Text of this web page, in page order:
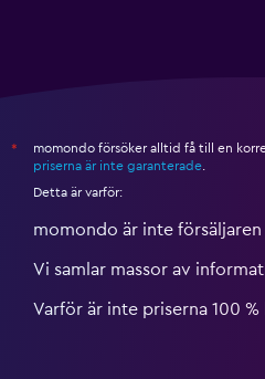
*
momondo försöker alltid få till en
priserna är inte garanterade
Detta är varför:
momondo är inte försäljaren
Vi samlar massor av
Varför är inte priserna 100 %